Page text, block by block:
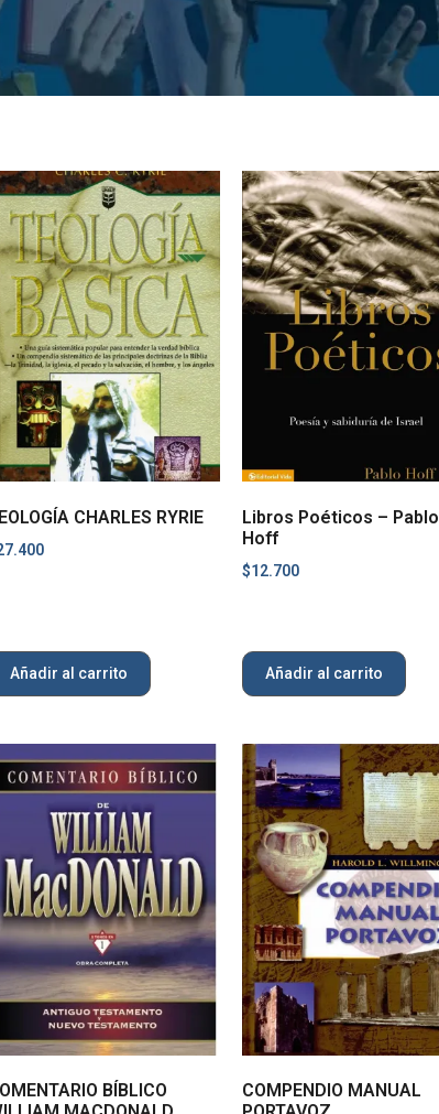
CHARLES RYRIE
Añadir al carrito
Libros Poéticos – Pablo
Hoff
$12.700
Añadir al carrito
BÍBLICO
COMPENDIO MANUAL